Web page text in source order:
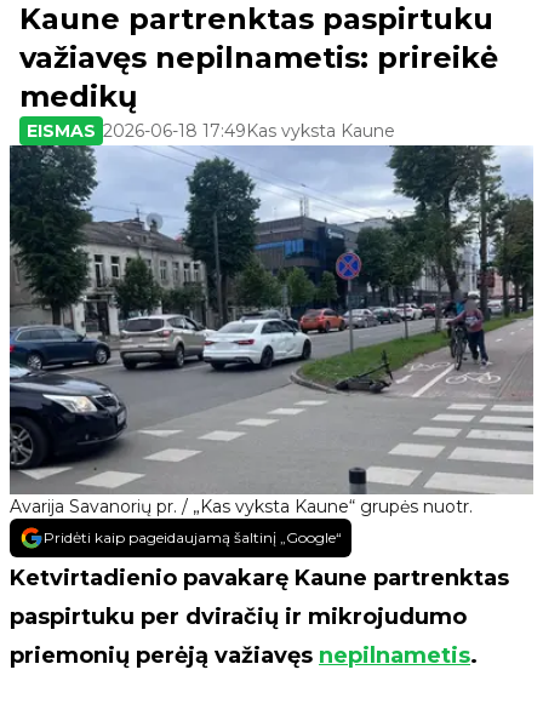
Avarija Savanorių pr. / „Kas vyksta Kaune“ grupės nuotr.
Kaune partrenktas paspirtuku
važiavęs nepilnametis: prireikė
medikų
EISMAS 2026-06-18 17:49Kas vyksta Kaune
Pridėti kaip pageidaujamą šaltinį „Google“
Ketvirtadienio pavakarę Kaune partrenktas
paspirtuku per dviračių ir mikrojudumo
priemonių perėją važiavęs nepilnametis.